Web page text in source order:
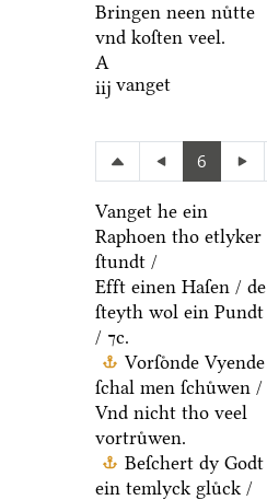
Bringen neen nuͤtte
vnd koſten veel.
A
iij vanget
6
Vanget he ein
Raphoen tho etlyker
ſtundt /
Efft einen Haſen / de
ſteyth wol ein Pundt
/ ⁊c.
Vorſoͤnde Vyende
ſchal men ſchuͤwen /
Vnd nicht tho veel
vortruͤwen.
Beſchert dy Godt
ein temlyck gluͤck /